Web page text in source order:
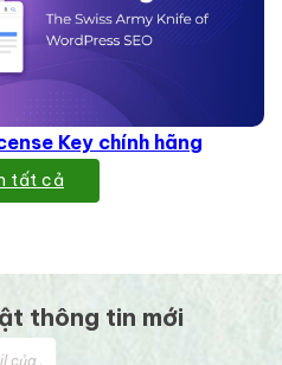
Key chính hãng
tất cả
thông tin mới